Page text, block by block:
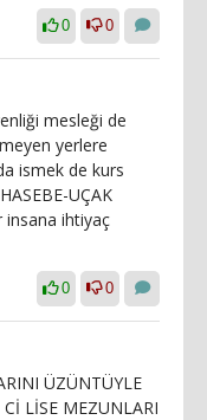
0 0
mesleği de
yerlere
ismek de kurs
UÇAK
insana ihtiyaç
0 0
ÜZÜNTÜYLE
LİSE MEZUNLARI